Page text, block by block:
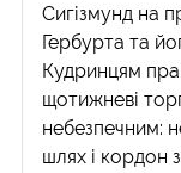
Сигізмунд на
Гербурта та
Кудринцям
щотижневі
небезпечним:
шлях і кордон